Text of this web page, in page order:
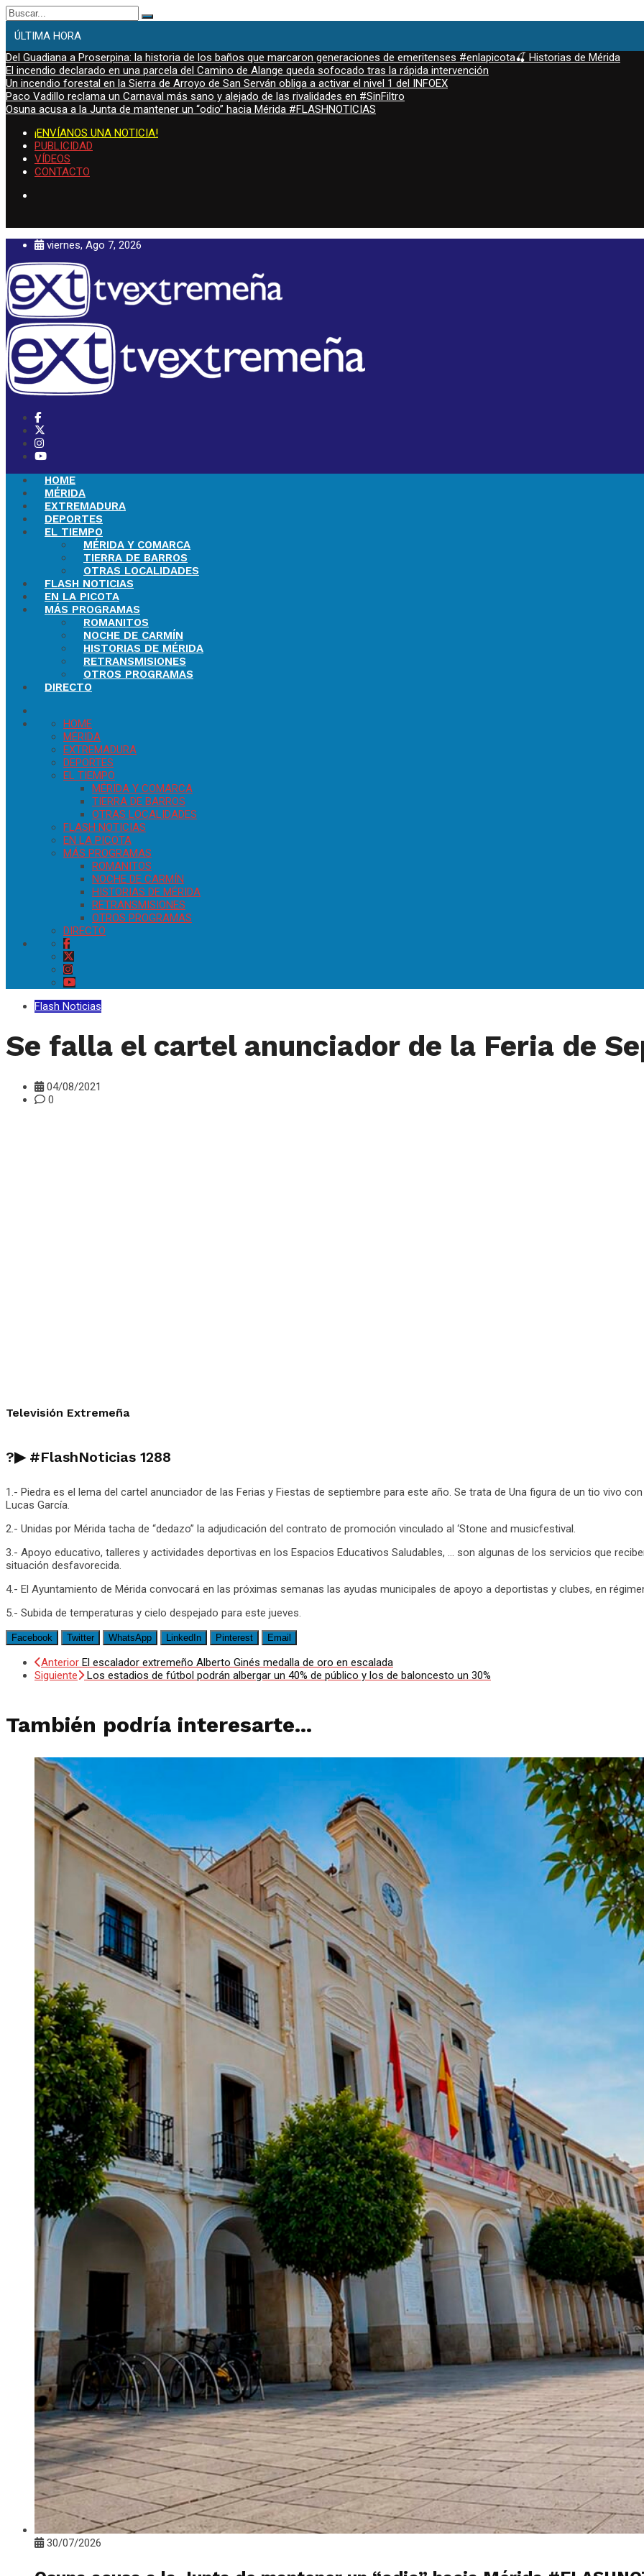
Buscar:
ÚLTIMA HORA
Del Guadiana a Proserpina: la historia de los baños que marcaron generaciones de emeritenses #enlapicota🍒 Historias de Mérida
El incendio declarado en una parcela del Camino de Alange queda sofocado tras la rápida intervención
Un incendio forestal en la Sierra de Arroyo de San Serván obliga a activar el nivel 1 del INFOEX
Paco Vadillo reclama un Carnaval más sano y alejado de las rivalidades en #SinFiltro
Osuna acusa a la Junta de mantener un “odio” hacia Mérida #FLASHNOTICIAS
¡ENVÍANOS UNA NOTICIA!
PUBLICIDAD
VÍDEOS
CONTACTO
viernes, Ago 7, 2026
HOME
MÉRIDA
EXTREMADURA
DEPORTES
EL TIEMPO
MÉRIDA Y COMARCA
TIERRA DE BARROS
OTRAS LOCALIDADES
FLASH NOTICIAS
EN LA PICOTA
MÁS PROGRAMAS
ROMANITOS
NOCHE DE CARMÍN
HISTORIAS DE MÉRIDA
RETRANSMISIONES
OTROS PROGRAMAS
DIRECTO
HOME
MÉRIDA
EXTREMADURA
DEPORTES
EL TIEMPO
MÉRIDA Y COMARCA
TIERRA DE BARROS
OTRAS LOCALIDADES
FLASH NOTICIAS
EN LA PICOTA
MÁS PROGRAMAS
ROMANITOS
NOCHE DE CARMÍN
HISTORIAS DE MÉRIDA
RETRANSMISIONES
OTROS PROGRAMAS
DIRECTO
Flash Noticias
Se falla el cartel anunciador de la Feria de
04/08/2021
0
Televisión Extremeña
?▶ #FlashNoticias 1288
1.- Piedra es el lema del cartel anunciador de las Ferias y Fiestas de septiembre para este año. Se trata de Una figura de un tio vivo
Lucas García.
2.- Unidas por Mérida tacha de “dedazo” la adjudicación del contrato de promoción vinculado al ‘Stone and musicfestival.
3.- Apoyo educativo, talleres y actividades deportivas en los Espacios Educativos Saludables, … son algunas de los servicios que
situación desfavorecida.
4.- El Ayuntamiento de Mérida convocará en las próximas semanas las ayudas municipales de apoyo a deportistas y clubes, en
5.- Subida de temperaturas y cielo despejado para este jueves.
Facebook Twitter WhatsApp LinkedIn Pinterest Email
Anterior El escalador extremeño Alberto Ginés medalla de oro en escalada
Siguiente
Los estadios de fútbol podrán albergar un 40% de público y los de baloncesto un 30%
También podría interesarte...
30/07/2026